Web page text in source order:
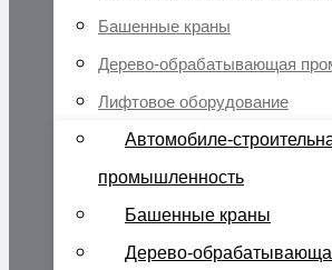
Башенные краны
Дерево-обрабатывающая
Лифтовое оборудование
Автомобиле-
промышленность
Башенные краны
Дерево-